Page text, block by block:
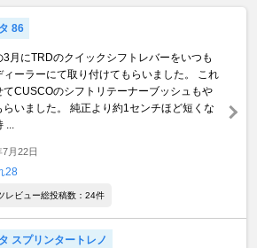
86
3月にTRDのクイックシフトレバーをいつも
ィーラーにて取り付けてもらいました。 これ
てCUSCOのシフトリテーナーブッシュもや
らいました。 純正より約1センチほど短くな
月22日
28
レビュー総投稿数：24件
タ スプリンタートレノ